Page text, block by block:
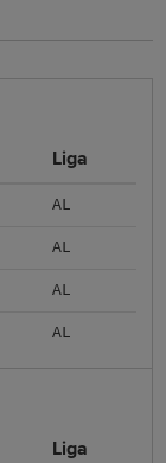
Liga
AL
AL
AL
AL
Liga